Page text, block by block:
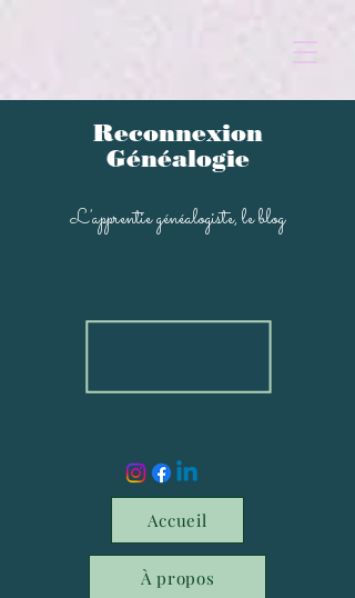
Reconnexion
Généalogie
L'apprentie généalogiste, le blog
Accueil
À propos